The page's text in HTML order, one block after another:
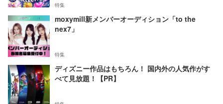
特集
moxymill新メンバーオーディション「to the
nex7」
特集
ディズニー作品はもちろん！ 国内外の人気作がす
べて見放題！【PR】